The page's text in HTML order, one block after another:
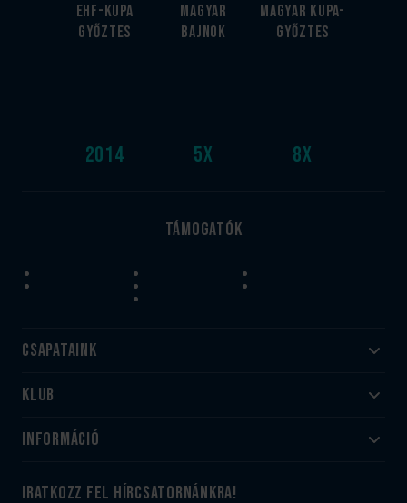
EHF-Kupa
győztes
2014
Magyar
bajnok
5x
Magyar kupa-
győztes
8x
Támogatók
Csapataink
Felnőtt
Utánpótlás
Klub
#HandballFamily
Információ
Jegy- és bérletvásárlás
iratkozz fel hírcsatornánkra!